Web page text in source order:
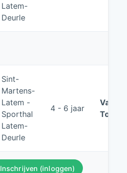
Latem-
Deurle
Sint-
Martens-
Latem -
Sporthal
Latem-
Deurle
4 - 6 jaar
Van:
Tot:
Inschrijven (inloggen)